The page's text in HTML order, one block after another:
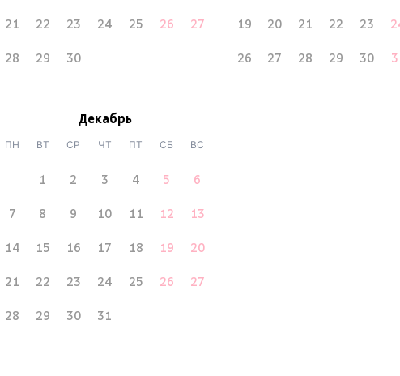
21 22 23 24 25 26 27
28 29 30
19 20 21 22 23
26 27 28 29 30
Декабрь
ПН ВТ СР ЧТ ПТ СБ ВС
1 2 3 4 5 6
7 8 9 10 11 12 13
14 15 16 17 18 19 20
21 22 23 24 25 26 27
28 29 30 31